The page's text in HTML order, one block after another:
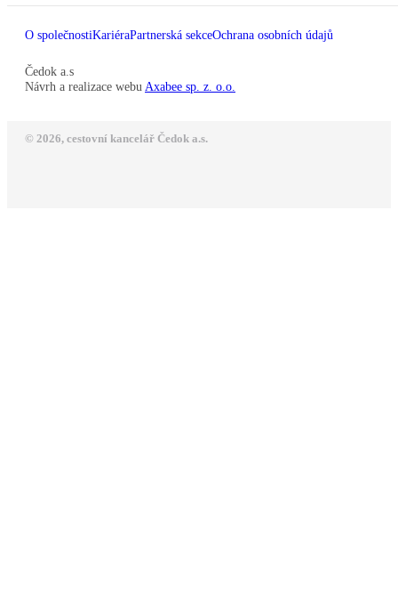
O společnostiKariéraPartnerská sekceOchrana osobních údajů
Čedok a.s
Návrh a realizace webu Axabee sp. z. o.o.
© 2026, cestovní kancelář Čedok a.s.